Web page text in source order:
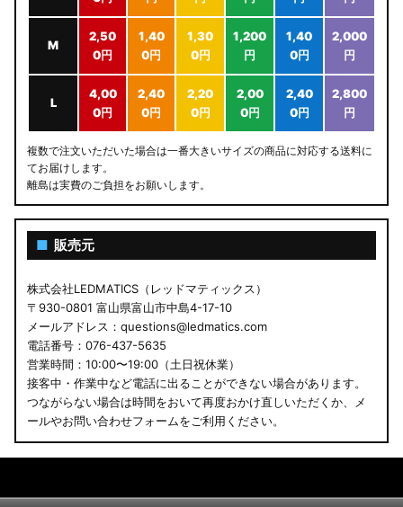
M
2,50
0円
1,40
0円
1,30
0円
1,200
円
1,40
0円
2,000
円
L
4,00
0円
2,40
0円
2,20
0円
2,00
0円
2,40
0円
2,800
円
複数で注文いただいた場合は一番大きいサイズの商品に対応する送料に
てお届けします。
離島は実費のご負担をお願いします。
■ 販売元
株式会社LEDMATICS（レッドマティックス）
〒930-0801 富山県富山市中島4-17-10
メールアドレス：questions@ledmatics.com
電話番号：076-437-5635
営業時間：10:00〜19:00（土日祝休業）
接客中・作業中など電話に出ることができない場合があります。
つながらない場合は時間をおいて再度おかけ直しいただくか、メ
ールやお問い合わせフォームをご利用ください。